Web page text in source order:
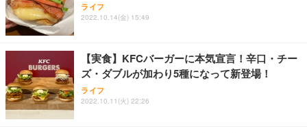
ライフ
2022.10.14(金) 15:49
【実食】KFCバーガーに本気宣言！辛口・チー
ズ・ダブルが加わり5種になって新登場！
ライフ
2022.10.11(火) 22:26